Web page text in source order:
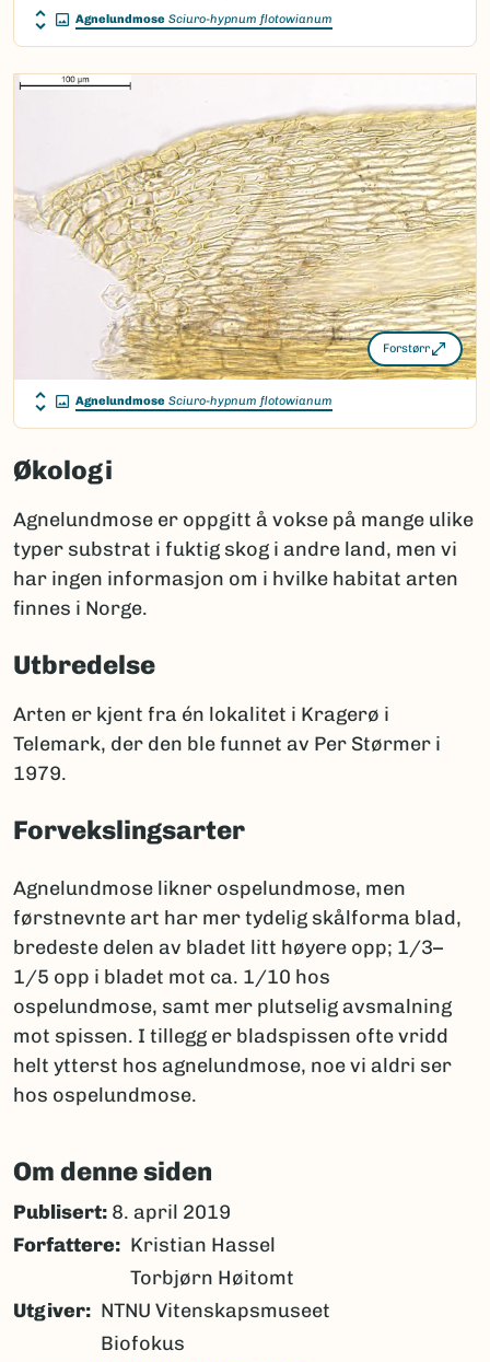
Agnelundmose Sciuro-hypnum flotowianum
Forstørr
Agnelundmose Sciuro-hypnum flotowianum
Økologi
Agnelundmose er oppgitt å vokse på mange ulike
typer substrat i fuktig skog i andre land, men vi
har ingen informasjon om i hvilke habitat arten
finnes i Norge.
Utbredelse
Arten er kjent fra én lokalitet i Kragerø i
Telemark, der den ble funnet av Per Størmer i
1979.
Forvekslingsarter
Agnelundmose likner ospelundmose, men
førstnevnte art har mer tydelig skålforma blad,
bredeste delen av bladet litt høyere opp; 1/3–
1/5 opp i bladet mot ca. 1/10 hos
ospelundmose, samt mer plutselig avsmalning
mot spissen. I tillegg er bladspissen ofte vridd
helt ytterst hos agnelundmose, noe vi aldri ser
hos ospelundmose.
Om denne siden
Publisert: 8. april 2019
Forfattere
Kristian Hassel
Torbjørn Høitomt
Utgiver
NTNU Vitenskapsmuseet
Biofokus